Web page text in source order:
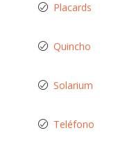
Placards
Quincho
Solarium
Teléfono